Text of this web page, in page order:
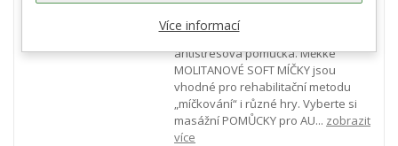
chodidel i masáže celého těla. Menší
míčky s výstupky poslouží i jako
antistresová pomůcka. Měkké
MOLITANOVÉ SOFT MÍČKY jsou
vhodné pro rehabilitační metodu
„míčkování“ i různé hry. Vyberte si
masážní POMŮCKY pro AU... zobrazit
více
Více informací